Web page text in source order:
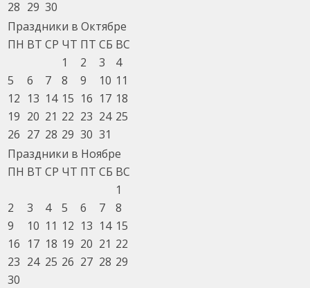
28 29 30
Праздники в Октябре
ПН ВТ СР ЧТ ПТ СБ ВС
1
2 3
4
5
6 7 8 9 10 11
12 13 14 15 16 17 18
19 20 21 22 23 24 25
26 27 28 29 30 31
Праздники в Ноябре
ПН ВТ СР ЧТ ПТ СБ ВС
1
2
3 4 5 6 7
8
9
10 11 12 13 14 15
16 17 18 19 20 21 22
23 24 25 26 27 28 29
30